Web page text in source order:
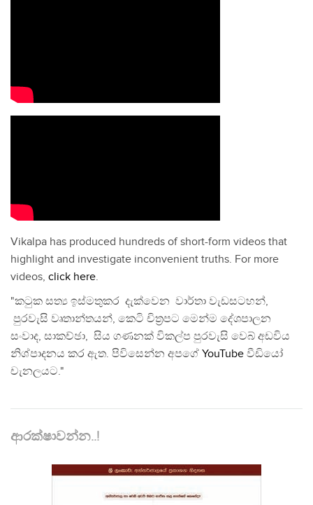
Vikalpa has produced hundreds of short-form videos that
highlight and investigate inconvenient truths. For more
videos, click here.
"කටුක සත්‍ය ඉස්මතුකර දැක්වෙන වාර්තා වැඩසටහන්,
පුරවැසි වෘතාන්තයන්, කෙටි චිත්‍රපට මෙන්ම දේශපාලන
සංවාද, සාකච්ඡා, සිය ගණනක් විකල්ප පුරවැසි වෙබ් අඩවිය
නිශ්පාදනය කර ඇත. පිවිසෙන්න අපගේ YouTube වීඩියෝ
චැනලයට."
ආරක්ෂාවන්න..!